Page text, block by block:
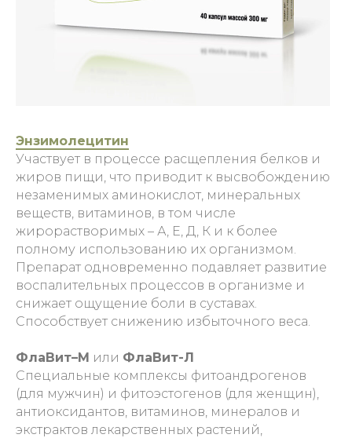
Энзимолецитин
Участвует в процессе расщепления белков и
жиров пищи, что приводит к высвобождению
незаменимых аминокислот, минеральных
веществ, витаминов, в том числе
жирорастворимых – А, Е, Д, К и к более
полному использованию их организмом.
Препарат одновременно подавляет развитие
воспалительных процессов в организме и
снижает ощущение боли в суставах.
Способствует снижению избыточного веса.
ФлаВит–М или ФлаВит-Л
Специальные комплексы фитоандрогенов
(для мужчин) и фитоэстогенов (для женщин),
антиоксидантов, витаминов, минералов и
экстрактов лекарственных растений,